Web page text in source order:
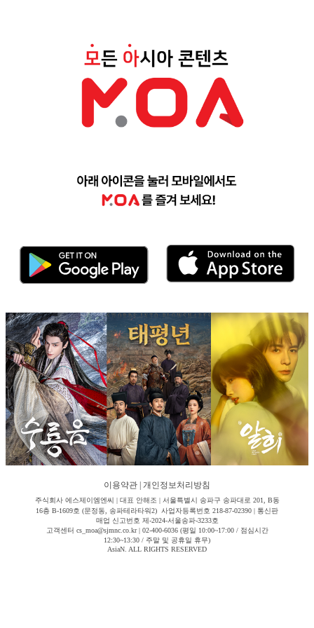
이용약관 개인정보처리방침
주식회사 에스제이엠엔씨 | 대표 안해조 | 서울특별시 송파구 송파대로 201, B동
16층 B-1609호 (문정동, 송파테라타워2) 사업자등록번호 218-87-02390 | 통신판
매업 신고번호 제-2024-서울송파-3233호
고객센터 cs_moa@sjmnc.co.kr | 02-400-6036 (평일 10:00~17:00 / 점심시간
12:30~13:30 / 주말 및 공휴일 휴무)
AsiaN. ALL RIGHTS RESERVED